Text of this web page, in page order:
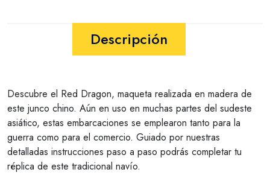
Descripción
Descubre el Red Dragon, maqueta realizada en madera de
este junco chino. Aún en uso en muchas partes del sudeste
asiático, estas embarcaciones se emplearon tanto para la
guerra como para el comercio. Guiado por nuestras
detalladas instrucciones paso a paso podrás completar tu
réplica de este tradicional navío.